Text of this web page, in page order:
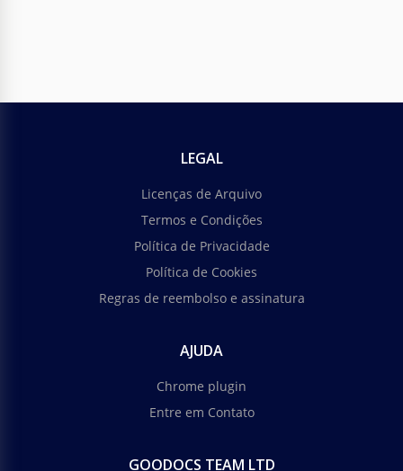
LEGAL
Licenças de Arquivo
Termos e Condições
Política de Privacidade
Política de Cookies
Regras de reembolso e assinatura
AJUDA
Chrome plugin
Entre em Contato
GOODOCS TEAM LTD